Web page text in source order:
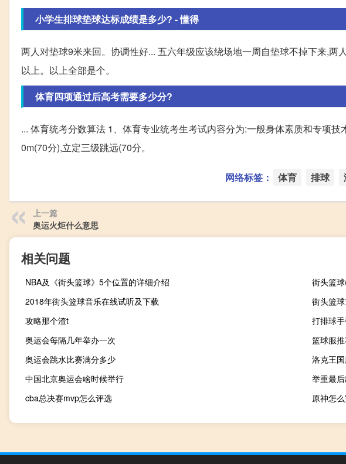
小学生排球垫球达标成绩是多少? - 懂得
两人对垫球9米来回。协调性好... 五六年级应该绕场地一周自垫球不掉下来,
以上。以上全部是个。
体育四项通过后高考需要多少分?
... 体育统考分数算法 1、体育专业统考生考试内容分为:一般身体素质和专项
0m(70分),立定三级跳远(70分。
网络标签： 体育 排球
上一篇
奥运火炬什么意思
相关问题
NBA及《街头篮球》5个位置的详细介绍
街头篮
2018年街头篮球音乐在线试听及下载
街头篮
攻略那个渣t
打排球
奥运会每隔几年举办一次
篮球服
奥运会跳水比赛满分多少
洛克王
中国北京奥运会啥时候举行
举重最
cba总决赛mvp怎么评选
原神怎